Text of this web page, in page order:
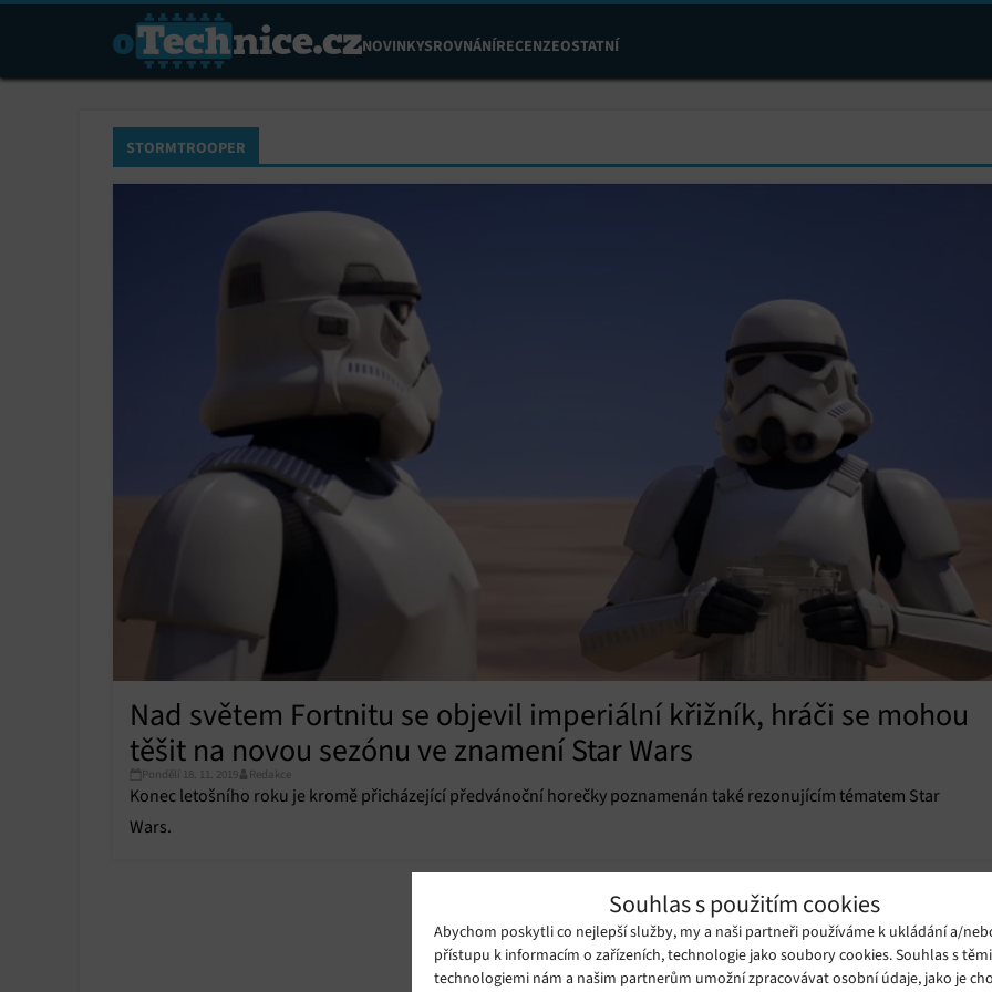
Souhlas s použitím cookies
Abychom poskytli co nejlepší služby, my a naši partneři používáme k ukládání a/
přístupu k informacím o zařízeních, technologie jako soubory cookies. Souhlas s
technologiemi nám a našim partnerům umožní zpracovávat osobní údaje, jako je
NOVINKYSROVNÁNÍRECENZEOSTATNÍ
STORMTROOPER
Nad světem Fortnitu se objevil imperiální křižník, hráči se mohou
těšit na novou sezónu ve znamení Star Wars
Pondělí 18. 11. 2019 Redakce
Konec letošního roku je kromě přicházející předvánoční horečky poznamenán také rezonujícím tématem Star
Wars.